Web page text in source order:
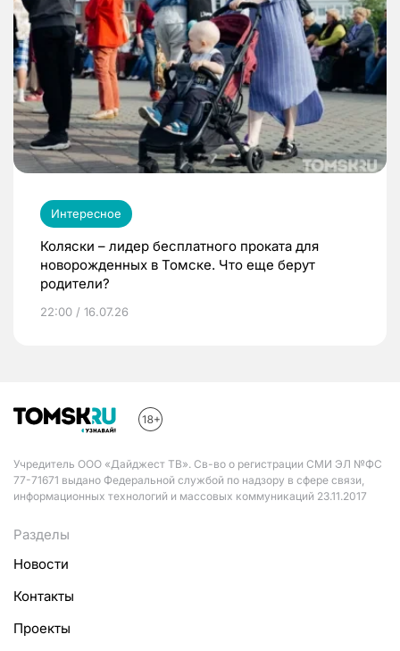
Интересное
Коляски – лидер бесплатного проката для
новорожденных в Томске. Что еще берут
родители?
22:00 / 16.07.26
Учредитель ООО «Дайджест ТВ». Св-во о регистрации СМИ ЭЛ №ФС
77-71671 выдано Федеральной службой по надзору в сфере связи,
информационных технологий и массовых коммуникаций 23.11.2017
Разделы
Новости
Контакты
Проекты